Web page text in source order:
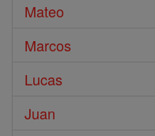
Mateo
Marcos
Lucas
Juan